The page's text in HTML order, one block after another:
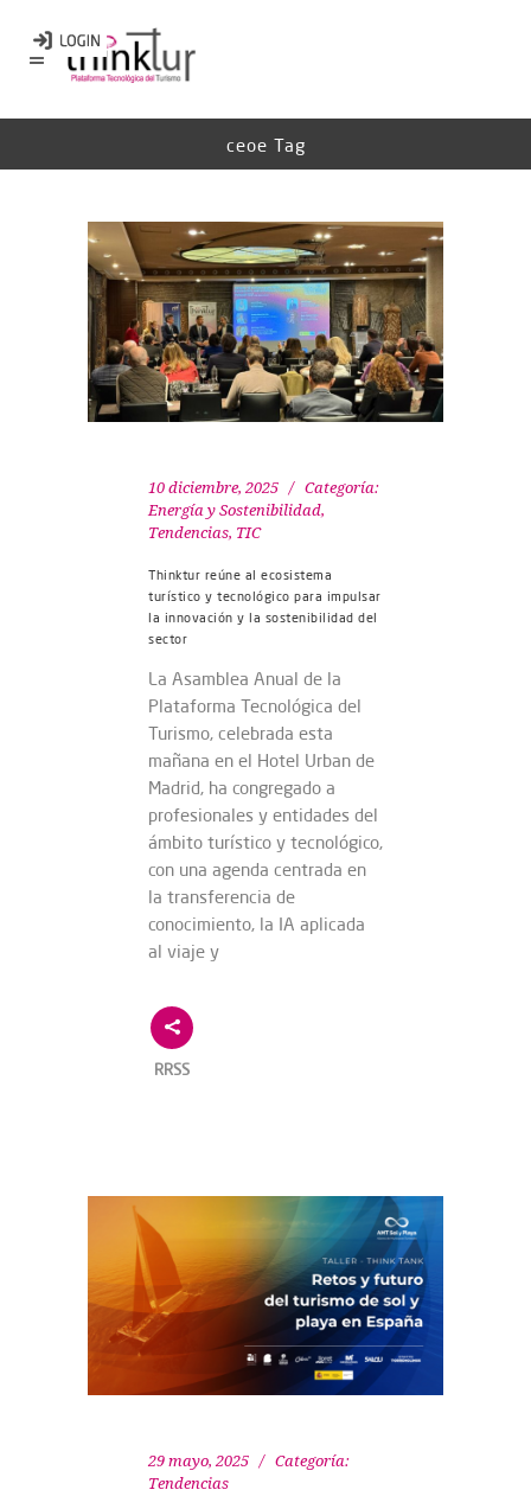
ceoe Tag
10 diciembre, 2025
Categoría:
Energía y Sostenibilidad,
Tendencias, TIC
Thinktur reúne al ecosistema
turístico y tecnológico para impulsar
la innovación y la sostenibilidad del
sector
La Asamblea Anual de la
Plataforma Tecnológica del
Turismo, celebrada esta
mañana en el Hotel Urban de
Madrid, ha congregado a
profesionales y entidades del
ámbito turístico y tecnológico,
con una agenda centrada en
la transferencia de
conocimiento, la IA aplicada
al viaje y
RRSS
29 mayo, 2025
Categoría:
Tendencias